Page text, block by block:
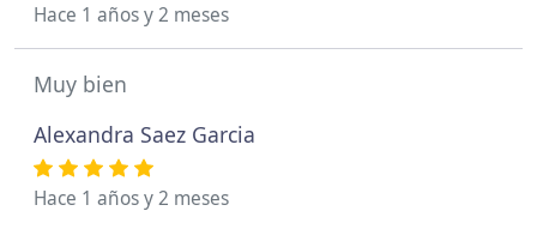
Hace 1 años y 2 meses
Muy bien
Alexandra Saez Garcia
Hace 1 años y 2 meses